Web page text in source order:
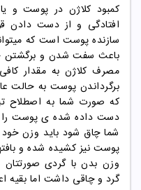
کمبود کلاژن در پوست و
افتادگی و از دست دادن
سازنده پوست است که
باعث سفت شدن و برگشتن
مصرف کلاژن به مقدار
برگرداندن پوست به حالت
که صورت شما به اصطلاح
دست داده شده ی پوست را
شما چاق شود باید وزن
پوست نیز کشیده شده و
وزن بدن با گردی
گرد و چاقی داشت اما بقیه